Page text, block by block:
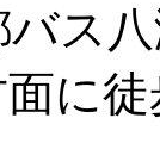
ス
に